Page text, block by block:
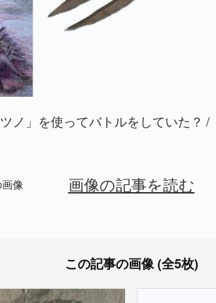
ノ」を使ってバトルをしていた？
像 画像の記事を読む
この記事の画像 (全5枚)